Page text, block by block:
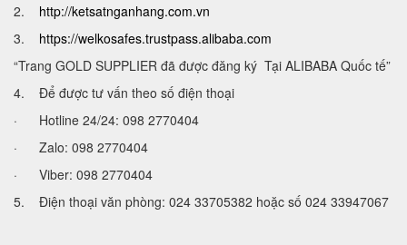
2. http://ketsatnganhang.com.vn
3. https://welkosafes.trustpass.alibaba.com
“Trang GOLD SUPPLIER đã được đăng ký Tại ALIBABA Quốc tế”
4. Để được tư vấn theo số điện thoại
· Hotline 24/24: 098 2770404
· Zalo: 098 2770404
· Viber: 098 2770404
5. Điện thoại văn phòng: 024 33705382 hoặc số 024 33947067